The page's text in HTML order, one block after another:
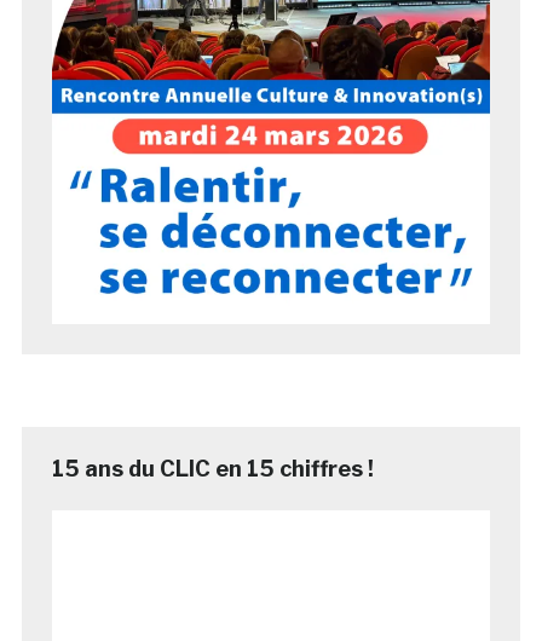
15 ans du CLIC en 15 chiffres !